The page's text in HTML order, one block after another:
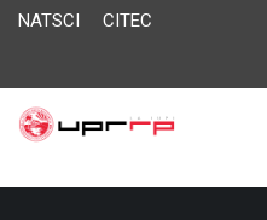
NATSCI CITEC